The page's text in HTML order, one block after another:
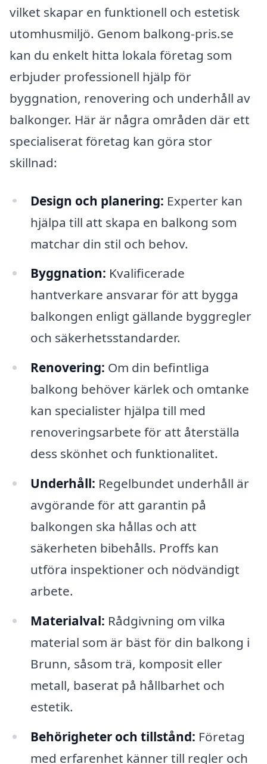
vilket skapar en funktionell och estetisk
utomhusmiljö. Genom balkong-pris.se
kan du enkelt hitta lokala företag som
erbjuder professionell hjälp för
byggnation, renovering och underhåll av
balkonger. Här är några områden där ett
specialiserat företag kan göra stor
skillnad:
Design och planering: Experter kan
hjälpa till att skapa en balkong som
matchar din stil och behov.
Byggnation: Kvalificerade
hantverkare ansvarar för att bygga
balkongen enligt gällande byggregler
och säkerhetsstandarder.
Renovering: Om din befintliga
balkong behöver kärlek och omtanke
kan specialister hjälpa till med
renoveringsarbete för att återställa
dess skönhet och funktionalitet.
Underhåll: Regelbundet underhåll är
avgörande för att garantin på
balkongen ska hållas och att
säkerheten bibehålls. Proffs kan
utföra inspektioner och nödvändigt
arbete.
Materialval: Rådgivning om vilka
material som är bäst för din balkong i
Brunn, såsom trä, komposit eller
metall, baserat på hållbarhet och
estetik.
Behörigheter och tillstånd: Företag
med erfarenhet känner till regler och